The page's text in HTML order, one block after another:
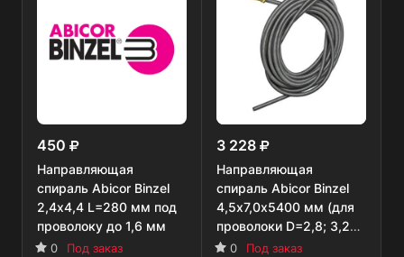
450
Направляющая
спираль Abicor Binzel
2,4х4,4 L=280 мм под
проволоку до 1,6 мм
0
Под заказ
3 228
Направляющая
спираль Abicor Binzel
4,5х7,0х5400 мм (для
проволоки D=2,8; 3,2
мм)
0
Под заказ